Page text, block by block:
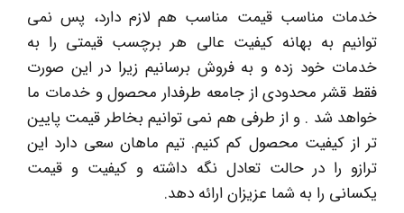
خدمات مناسب قیمت مناسب هم لازم دارد، پس نمی
توانیم به بهانه کیفیت عالی هر برچسب قیمتی را به
خدمات خود زده و به فروش برسانیم زیرا در این صورت
فقط قشر محدودی از جامعه طرفدار محصول و خدمات ما
خواهد شد . و از طرفی هم نمی توانیم بخاطر قیمت پایین
تر از کیفیت محصول کم کنیم. تیم ماهان سعی دارد این
ترازو را در حالت تعادل نگه داشته و کیفیت و قیمت
یکسانی را به شما عزیزان ارائه دهد.